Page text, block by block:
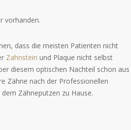
vorhanden.
dass die meisten Patienten nicht
Zahnstein und Plaque nicht selbst
diesem optischen Nachteil schon aus
Zähne nach der Professionellen
Zähneputzen zu Hause.